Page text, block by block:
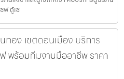
ฟ ตู้เซ
ทอง เขตดอนเมือง บริการ
พร้อมทีมงานมืออาชีพ ราคา